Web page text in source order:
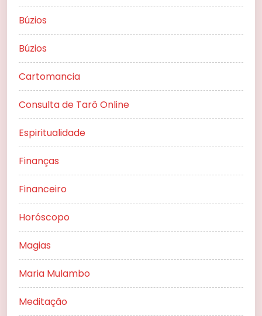
Búzios
Búzios
Cartomancia
Consulta de Tarô Online
Espiritualidade
Finanças
Financeiro
Horóscopo
Magias
Maria Mulambo
Meditação